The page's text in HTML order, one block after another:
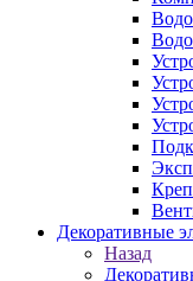
Декоративные
Назад